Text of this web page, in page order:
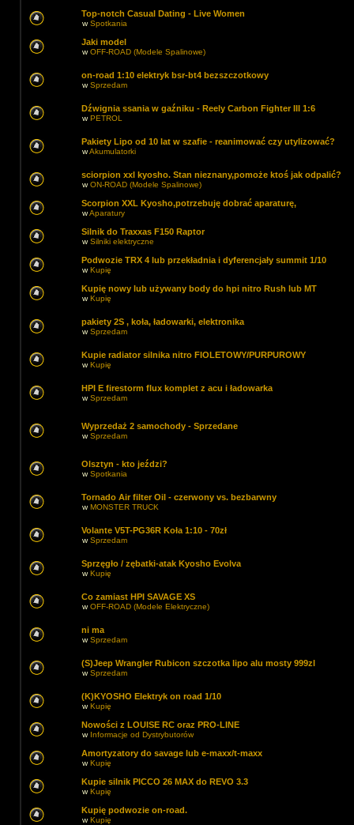
Top-notch Сasual Dating - Live Women
wSpotkania
Jaki model
wOFF-ROAD (Modele Spalinowe)
on-road 1:10 elektryk bsr-bt4 bezszczotkowy
wSprzedam
Dźwignia ssania w gaźniku - Reely Carbon Fighter III 1:6
wPETROL
Pakiety Lipo od 10 lat w szafie - reanimować czy utylizować?
wAkumulatorki
sciorpion xxl kyosho. Stan nieznany,pomoże ktoś jak odpalić?
wON-ROAD (Modele Spalinowe)
Scorpion XXL Kyosho,potrzebuję dobrać aparaturę,
wAparatury
Silnik do Traxxas F150 Raptor
wSilniki elektryczne
Podwozie TRX 4 lub przekładnia i dyferencjały summit 1/10
wKupię
Kupię nowy lub używany body do hpi nitro Rush lub MT
wKupię
pakiety 2S , koła, ładowarki, elektronika
wSprzedam
Kupie radiator silnika nitro FIOLETOWY/PURPUROWY
wKupię
HPI E firestorm flux komplet z acu i ładowarka
wSprzedam
Wyprzedaż 2 samochody - Sprzedane
wSprzedam
Olsztyn - kto jeździ?
wSpotkania
Tornado Air filter Oil - czerwony vs. bezbarwny
wMONSTER TRUCK
Volante V5T-PG36R Koła 1:10 - 70zł
wSprzedam
Sprzęgło / zębatki-atak Kyosho Evolva
wKupię
Co zamiast HPI SAVAGE XS
wOFF-ROAD (Modele Elektryczne)
ni ma
wSprzedam
(S)Jeep Wrangler Rubicon szczotka lipo alu mosty 999zl
wSprzedam
(K)KYOSHO Elektryk on road 1/10
wKupię
Nowości z LOUISE RC oraz PRO-LINE
w Informacje od Dystrybutorów
Amortyzatory do savage lub e-maxx/t-maxx
wKupię
Kupie silnik PICCO 26 MAX do REVO 3.3
wKupię
Kupię podwozie on-road.
wKupię